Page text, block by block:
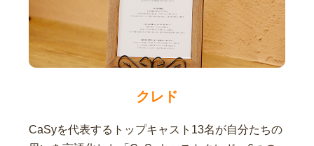
クレド
CaSyを代表するトップキャスト13名が自分たちの